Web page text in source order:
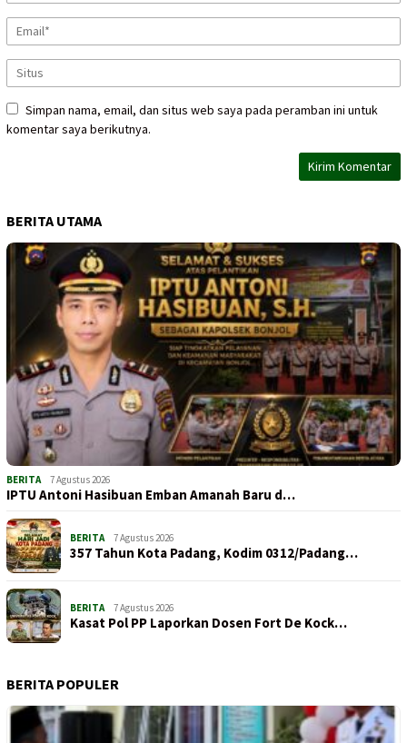
Simpan nama, email, dan situs web saya pada peramban ini untuk
komentar saya berikutnya.
BERITA UTAMA
BERITA 7 Agustus 2026
IPTU Antoni Hasibuan Emban Amanah Baru d…
BERITA 7 Agustus 2026
357 Tahun Kota Padang, Kodim 0312/Padang…
BERITA 7 Agustus 2026
Kasat Pol PP Laporkan Dosen Fort De Kock…
BERITA POPULER